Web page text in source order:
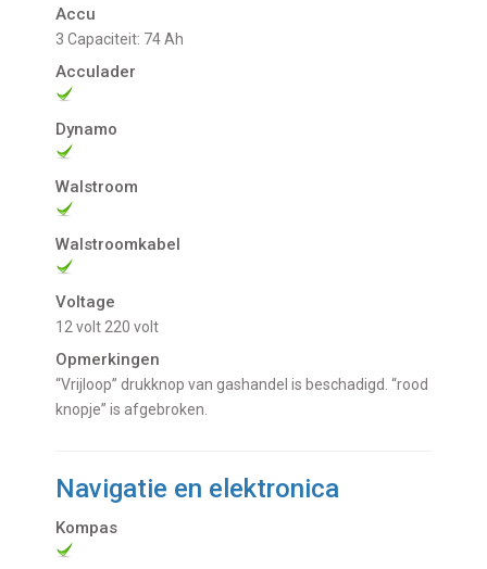
Accu
3 Capaciteit: 74 Ah
Acculader
Dynamo
Walstroom
Walstroomkabel
Voltage
12 volt 220 volt
Opmerkingen
“Vrijloop” drukknop van gashandel is beschadigd. “rood
knopje” is afgebroken.
Navigatie en elektronica
Kompas